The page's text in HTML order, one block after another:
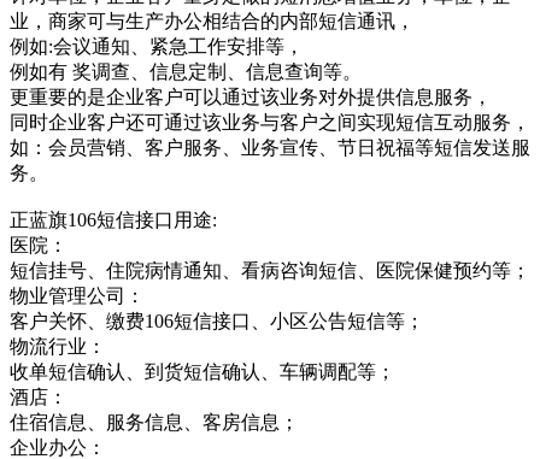
业，商家可与生产办公相结合的内部短信通讯，
例如:会议通知、紧急工作安排等，
例如有 奖调查、信息定制、信息查询等。
更重要的是企业客户可以通过该业务对外提供信息服务，
同时企业客户还可通过该业务与客户之间实现短信互动服务，
如：会员营销、客户服务、业务宣传、节日祝福等短信发送服
务。
正蓝旗106短信接口用途:
医院：
短信挂号、住院病情通知、看病咨询短信、医院保健预约等；
物业管理公司：
客户关怀、缴费106短信接口、小区公告短信等；
物流行业：
收单短信确认、到货短信确认、车辆调配等；
酒店：
住宿信息、服务信息、客房信息；
企业办公：